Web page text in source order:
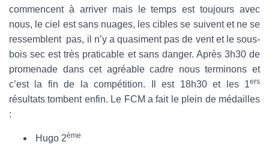
commencent à arriver mais le temps est toujours avec
nous, le ciel est sans nuages, les cibles se suivent et ne se
ressemblent pas, il n’y a quasiment pas de vent et le sous-
bois sec est très praticable et sans danger. Après 3h30 de
promenade dans cet agréable cadre nous terminons et
c’est la fin de la compétition. Il est 18h30 et les 1ers
résultats tombent enfin. Le FCM a fait le plein de médailles
:
Hugo 2ème